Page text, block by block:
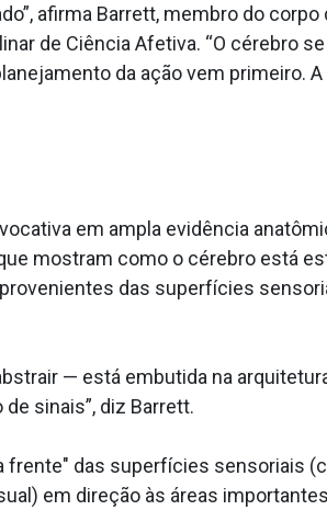
afirma Barrett, membro do
de Ciência Afetiva. “O cérebro
da ação vem primeiro.
em ampla evidência
mostram como o cérebro está
das superfícies
— está embutida na
sinais”, diz Barrett.
das superfícies sensoriais
em direção às áreas